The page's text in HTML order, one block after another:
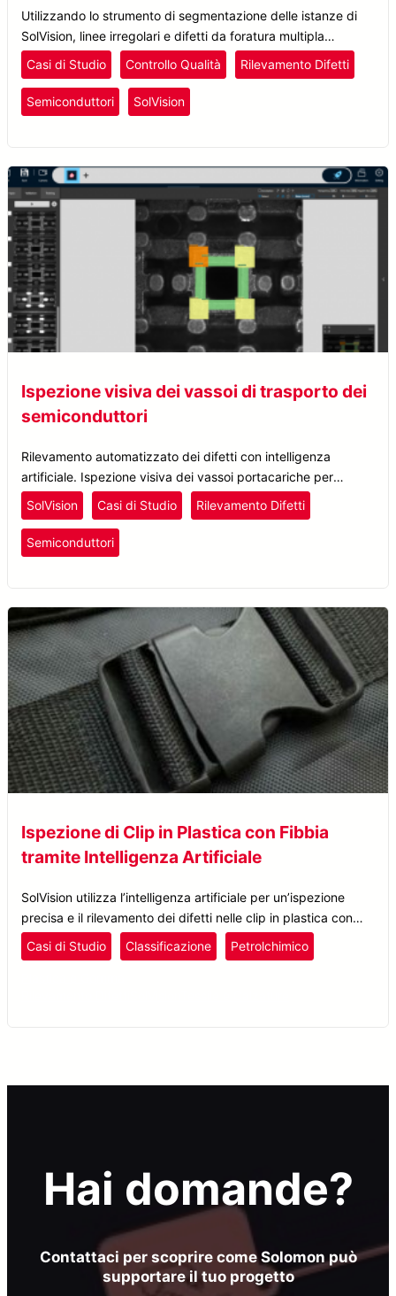
Utilizzando lo strumento di segmentazione delle istanze di
SolVision, linee irregolari e difetti da foratura multipla
vengono etichettati nelle immagini di esempio per addestrare
il modello AI.
Casi di Studio Controllo Qualità Rilevamento Difetti
Semiconduttori SolVision
Ispezione visiva dei vassoi di trasporto dei
semiconduttori
Rilevamento automatizzato dei difetti con intelligenza
artificiale. Ispezione visiva dei vassoi portacariche per
semiconduttori.
SolVision Casi di Studio Rilevamento Difetti
Semiconduttori
Ispezione di Clip in Plastica con Fibbia
tramite Intelligenza Artificiale
SolVision utilizza l’intelligenza artificiale per un’ispezione
precisa e il rilevamento dei difetti nelle clip in plastica con
fibbia, migliorando il controllo qualità e l’efficienza produttiva.
Casi di Studio Classificazione Petrolchimico
Hai domande?
Contattaci per scoprire come Solomon può
supportare il tuo progetto